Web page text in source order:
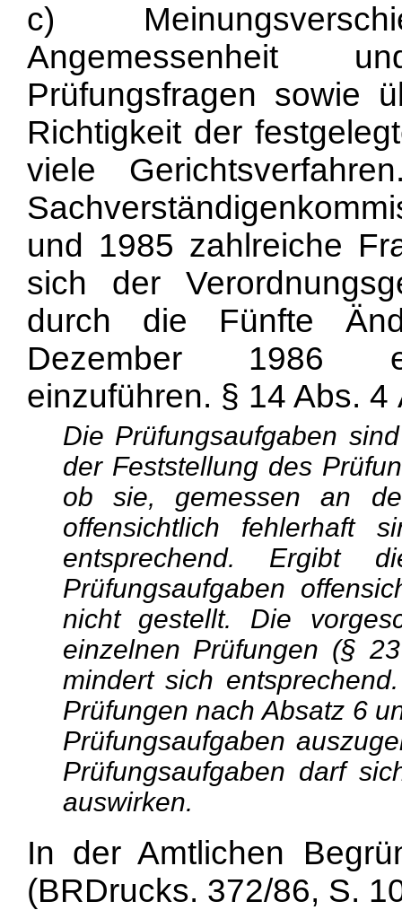
c)
Angemessenheit
Prüfungsfragen sowie
Richtigkeit der
viele
und 1985 zahlreiche
sich der
durch die Fünfte
Dezember 1986
einzuführen. § 14 Abs.
Die Prüfungsaufgaben
der Feststellung des
ob sie, gemessen an
offensichtlich
entsprechend. Ergibt
Prüfungsaufgaben
nicht gestellt. Die
einzelnen Prüfungen (§
mindert sich
Prüfungen nach Absatz 6
Prüfungsaufgaben
Prüfungsaufgaben darf
auswirken.
In der Amtlichen
(BRDrucks. 372/86, S.